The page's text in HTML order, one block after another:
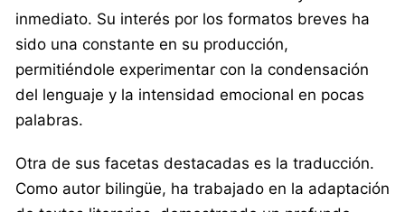
inmediato. Su interés por los formatos breves ha
sido una constante en su producción,
permitiéndole experimentar con la condensación
del lenguaje y la intensidad emocional en pocas
palabras.
Otra de sus facetas destacadas es la traducción.
Como autor bilingüe, ha trabajado en la adaptación